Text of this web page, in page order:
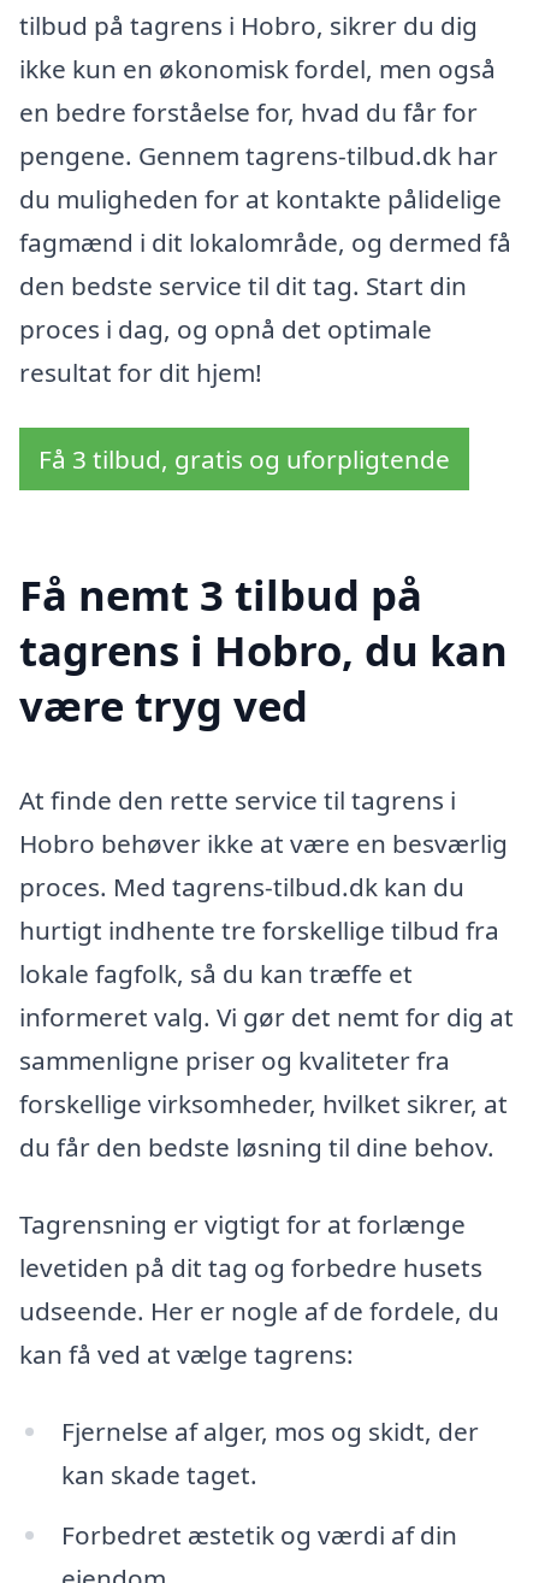
tilbud på tagrens i Hobro, sikrer du dig
ikke kun en økonomisk fordel, men også
en bedre forståelse for, hvad du får for
pengene. Gennem tagrens-tilbud.dk har
du muligheden for at kontakte pålidelige
fagmænd i dit lokalområde, og dermed få
den bedste service til dit tag. Start din
proces i dag, og opnå det optimale
resultat for dit hjem!
Få 3 tilbud, gratis og uforpligtende
Få nemt 3 tilbud på
tagrens i Hobro, du kan
være tryg ved
At finde den rette service til tagrens i
Hobro behøver ikke at være en besværlig
proces. Med tagrens-tilbud.dk kan du
hurtigt indhente tre forskellige tilbud fra
lokale fagfolk, så du kan træffe et
informeret valg. Vi gør det nemt for dig at
sammenligne priser og kvaliteter fra
forskellige virksomheder, hvilket sikrer, at
du får den bedste løsning til dine behov.
Tagrensning er vigtigt for at forlænge
levetiden på dit tag og forbedre husets
udseende. Her er nogle af de fordele, du
kan få ved at vælge tagrens:
Fjernelse af alger, mos og skidt, der
kan skade taget.
Forbedret æstetik og værdi af din